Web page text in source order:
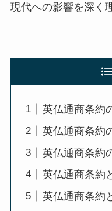
現代への影響を深く
英仏通商条約
英仏通商条約
英仏通商条約
英仏通商条約
英仏通商条約